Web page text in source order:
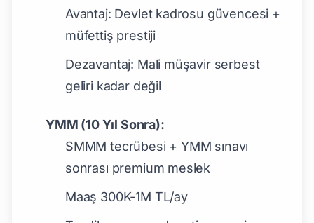
Avantaj: Devlet kadrosu güvencesi +
müfettiş prestiji
Dezavantaj: Mali müşavir serbest
geliri kadar değil
YMM (10 Yıl Sonra):
SMMM tecrübesi + YMM sınavı
sonrası premium meslek
Maaş 300K-1M TL/ay